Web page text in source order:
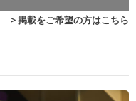
> 掲載をご希望の方はこちら